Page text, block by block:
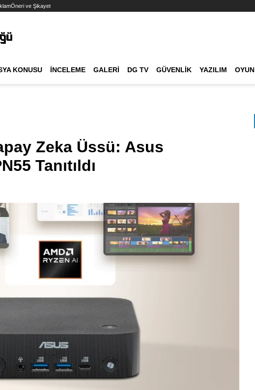
Öneri ve Şikayet
KONUSU İNCELEME GALERI DG TV GÜVENLIK YAZILIM OYUN
Zeka Üssü: Asus
Tanıtıldı